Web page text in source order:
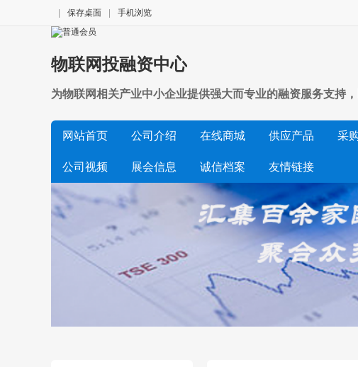
保存桌面 手机浏览
物联网投融资中心
为物联网相关产业中小企业提供强大而专业的融资服务支持
网站首页 公司介绍 在线商城 供应产品 采
公司视频 展会信息 诚信档案 友情链接